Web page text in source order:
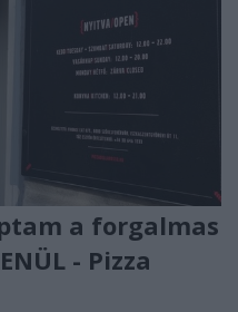
a forgalmas
- Pizza